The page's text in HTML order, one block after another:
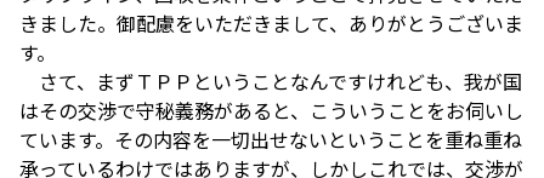
きました。御配慮をいただきまして、ありがとうございま
す。
さて、まずＴＰＰということなんですけれども、我が国
はその交渉で守秘義務があると、こういうことをお伺いし
ています。その内容を一切出せないということを重ね重ね
承っているわけではありますが、しかしこれでは、交渉が